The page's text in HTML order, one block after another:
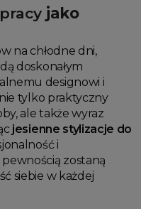
jako
na chłodne dni,
doskonałym
designowi i
tylko praktyczny
ale także wyraz
jesienne stylizacje do
i
zostaną
siebie w każdej